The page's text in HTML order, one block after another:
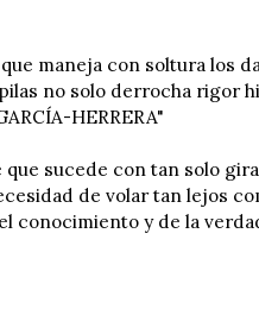
maneja con soltura los
no solo derrocha rigor
HERRERA"
sucede con tan solo
de volar tan lejos
conocimiento y de la